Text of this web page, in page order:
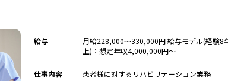
給与
月給228,000～330,000円 給与モデル(経験8
上)：想定年収4,000,000円～
仕事内容 患者様に対するリハビリテーション業務